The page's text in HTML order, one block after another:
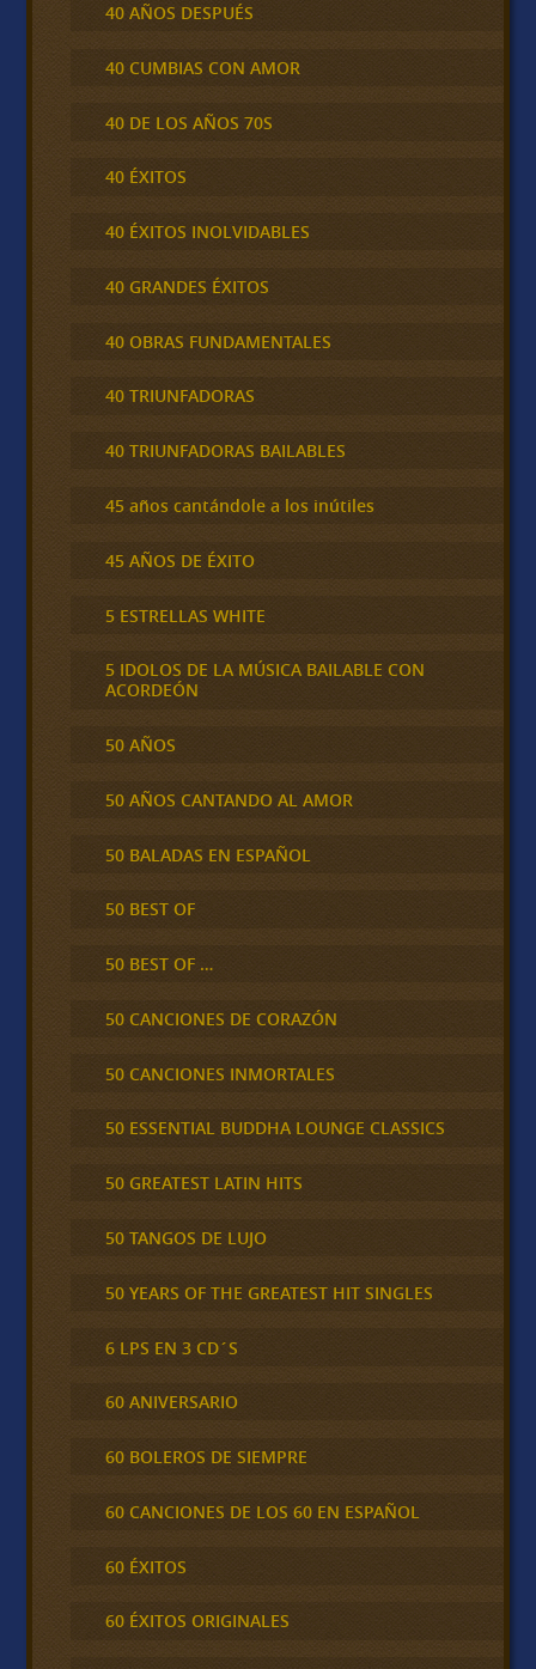
40 AÑOS DESPUÉS
40 CUMBIAS CON AMOR
40 DE LOS AÑOS 70S
40 ÉXITOS
40 ÉXITOS INOLVIDABLES
40 GRANDES ÉXITOS
40 OBRAS FUNDAMENTALES
40 TRIUNFADORAS
40 TRIUNFADORAS BAILABLES
45 años cantándole a los inútiles
45 AÑOS DE ÉXITO
5 ESTRELLAS WHITE
5 IDOLOS DE LA MÚSICA BAILABLE CON
ACORDEÓN
50 AÑOS
50 AÑOS CANTANDO AL AMOR
50 BALADAS EN ESPAÑOL
50 BEST OF
50 BEST OF …
50 CANCIONES DE CORAZÓN
50 CANCIONES INMORTALES
50 ESSENTIAL BUDDHA LOUNGE CLASSICS
50 GREATEST LATIN HITS
50 TANGOS DE LUJO
50 YEARS OF THE GREATEST HIT SINGLES
6 LPS EN 3 CD´S
60 ANIVERSARIO
60 BOLEROS DE SIEMPRE
60 CANCIONES DE LOS 60 EN ESPAÑOL
60 ÉXITOS
60 ÉXITOS ORIGINALES